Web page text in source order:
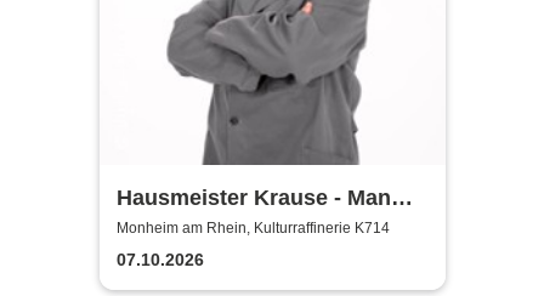
Hausmeister Krause - Man
lebt nur zweimal
Monheim am Rhein, Kulturraffinerie K714
07.10.2026